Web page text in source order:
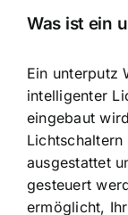
Was ist ein
Ein unterputz
intelligenter
eingebaut
ausgestattet
gesteuert
ermöglicht,